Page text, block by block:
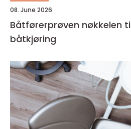
08. June 2026
Båtførerprøven nøkkelen til trygg og lovlig
båtkjøring